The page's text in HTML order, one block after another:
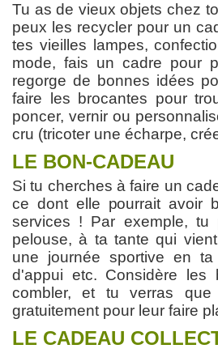
Tu as de vieux objets chez
peux les recycler pour un
tes vieilles lampes,
mode, fais un cadre pour
regorge de bonnes idées
faire les brocantes pour
poncer, vernir ou
cru (tricoter une écharpe,
LE BON-CADEAU
Si tu cherches à faire un
ce dont elle pourrait avoir
services ! Par exemple,
pelouse, à ta tante qui
une journée sportive en
d'appui etc. Considère
combler, et tu verras
gratuitement pour leur faire
LE CADEAU